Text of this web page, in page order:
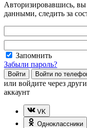
Авторизировавшись,
данными, следить за
Запомнить
Забыли пароль?
Войти Войти по
или войдите через
аккаунт
VK
Одноклассники